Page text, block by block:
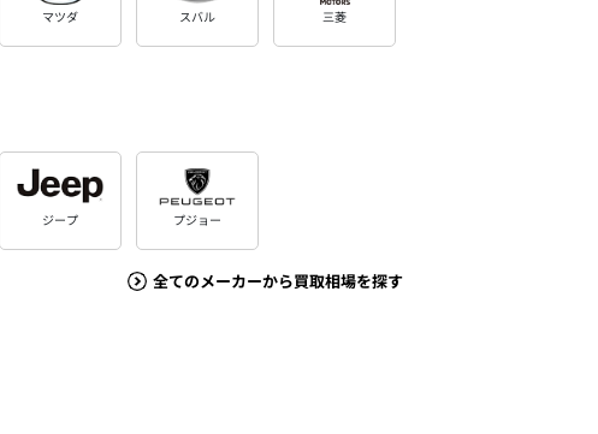
マツダ スバル 三菱
ジープ プジョー
全てのメーカーから買取相場を探す